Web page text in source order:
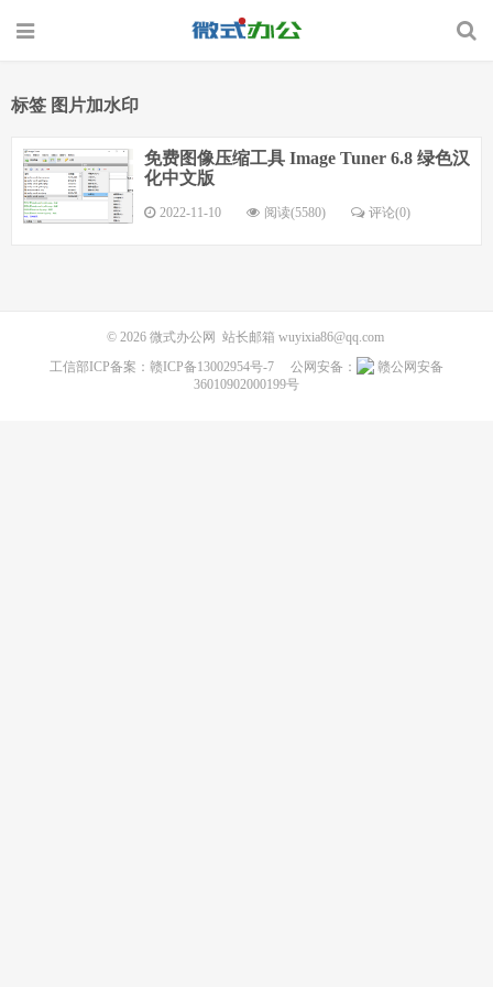
标签 图片加水印
免费图像压缩工具 Image Tuner 6.8 绿色汉
化中文版
2022-11-10 阅读(5580) 评论(0)
© 2026 微式办公网 站长邮箱 wuyixia86@qq.com
工信部ICP备案： 赣ICP备13002954号-7 公网安备：
赣公网安备
36010902000199号